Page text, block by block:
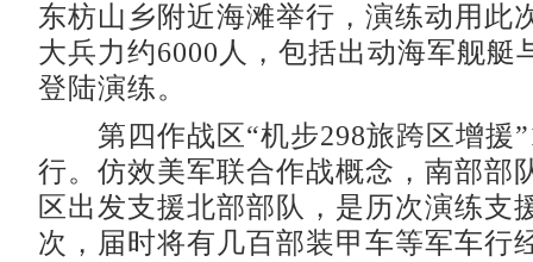
东枋山乡附近海滩举行，演练动用此
大兵力约6000人，包括出动海军舰艇
登陆演练。
第四作战区“机步298旅跨区增援
行。仿效美军联合作战概念，南部部
区出发支援北部部队，是历次演练支
次，届时将有几百部装甲车等军车行